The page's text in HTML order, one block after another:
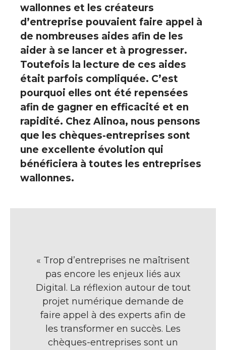
wallonnes et les créateurs
d’entreprise pouvaient faire appel à
de nombreuses aides afin de les
aider à se lancer et à progresser.
Toutefois la lecture de ces aides
était parfois compliquée. C’est
pourquoi elles ont été repensées
afin de gagner en efficacité et en
rapidité. Chez Alinoa, nous pensons
que les chèques-entreprises sont
une excellente évolution qui
bénéficiera à toutes les entreprises
wallonnes.
« Trop d’entreprises ne maîtrisent
pas encore les enjeux liés aux
Digital. La réflexion autour de tout
projet numérique demande de
faire appel à des experts afin de
les transformer en succès. Les
chèques-entreprises sont un